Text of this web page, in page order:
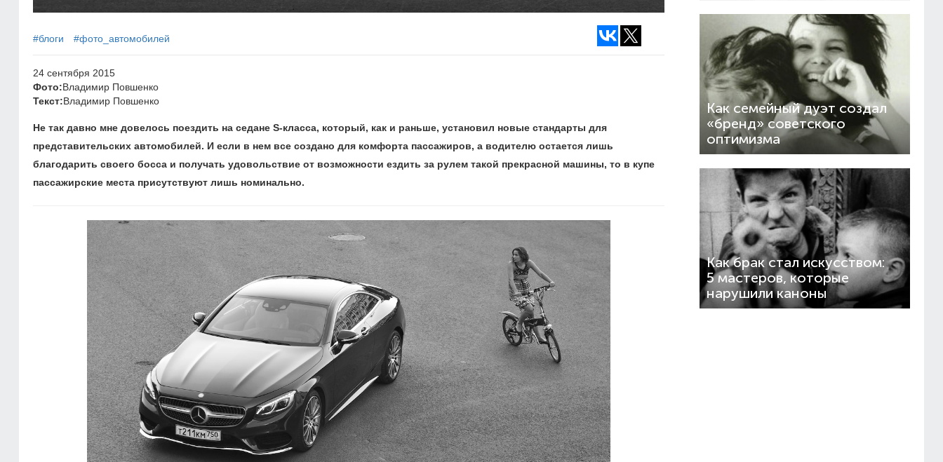
#блоги #фото_автомобилей
24 сентября 2015
Фото:Владимир Повшенко
Текст:Владимир Повшенко
Не так давно мне довелось поездить на седане S-класса, который, как и раньше, установил новые стандарты для
представительских автомобилей. И если в нем все создано для комфорта пассажиров, а водителю остается лишь
благодарить своего босса и получать удовольствие от возможности ездить за рулем такой прекрасной машины, то в купе
пассажирские места присутствуют лишь номинально.
Как семейный дуэт создал
«бренд» советского
оптимизма
Как брак стал искусством:
5 мастеров, которые
нарушили каноны